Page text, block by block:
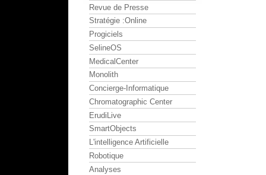
Revue de Presse
Stratégie :Online
Progiciels
SelineOS
MedicalCenter
Monolith
Concierge-Informatique
Chromatographic Center
ErudiLive
SmartObjects
L'intelligence Artificielle
Robotique
Analyses